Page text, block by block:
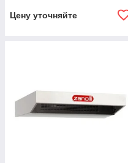
Цену уточняйте